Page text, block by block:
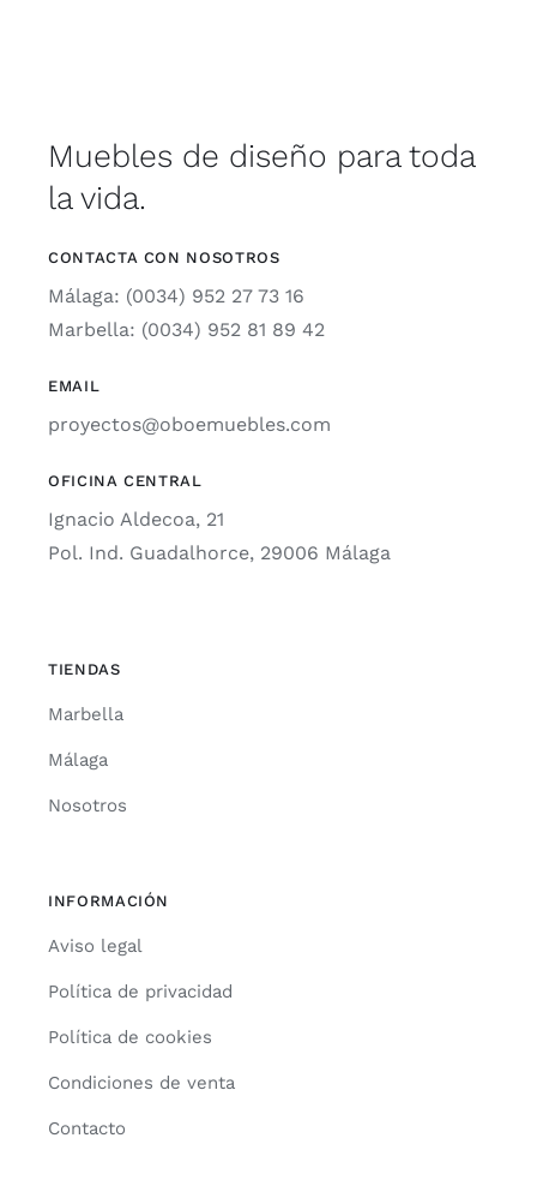
Muebles de diseño para toda
la vida.
CONTACTA CON NOSOTROS
Málaga: (0034) 952 27 73 16
Marbella: (0034) 952 81 89 42
EMAIL
proyectos@oboemuebles.com
OFICINA CENTRAL
Ignacio Aldecoa, 21
Pol. Ind. Guadalhorce, 29006 Málaga
TIENDAS
Marbella
Málaga
Nosotros
INFORMACIÓN
Aviso legal
Política de privacidad
Política de cookies
Condiciones de venta
Contacto